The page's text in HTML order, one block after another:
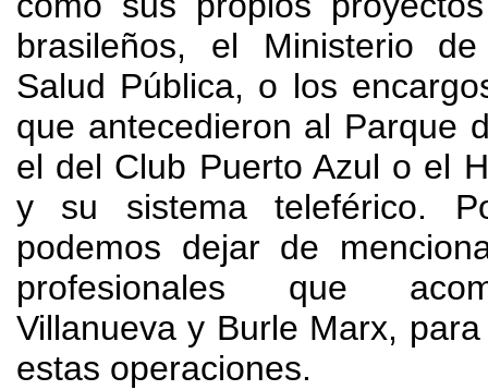
brasileños, el Ministerio
Salud Pública, o los
que antecedieron al Parque
el del Club Puerto Azul o el
y su sistema teleférico.
podemos dejar de
profesionales que
Villanueva y Burle Marx,
estas operaciones.